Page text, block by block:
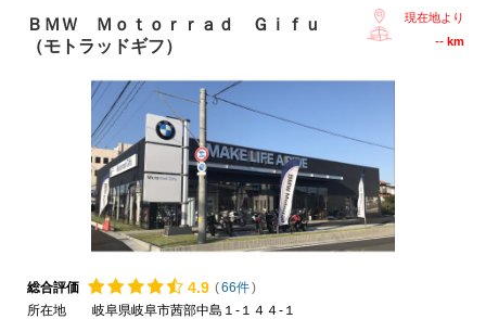
ＢＭＷ Ｍｏｔｏｒｒａｄ Ｇｉｆｕ
（モトラッドギフ）
現在地より
-- km
総合評価 4.9 (66件)
所在地
岐阜県岐阜市茜部中島１-１４４-１